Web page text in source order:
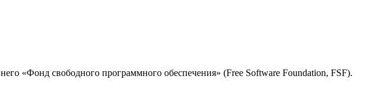
«Фонд свободного программного обеспечения» (Free Software Foundation, FSF).